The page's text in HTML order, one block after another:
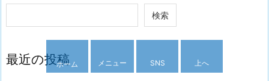
検索
最近の投稿
ホーム メニュー SNS 上へ